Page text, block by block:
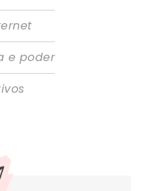
e poder